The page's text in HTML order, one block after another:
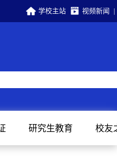
学校主站 视频新闻
研究生教育 校友